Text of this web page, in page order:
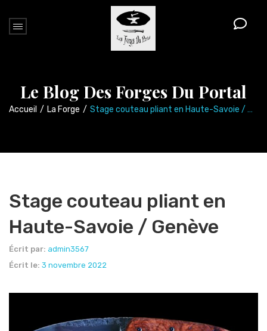
Le Blog Des Forges Du Portal
Accueil / La Forge / Stage couteau pliant en Haute-Savoie / Genève
Stage couteau pliant en
Haute-Savoie / Genève
Écrit par: admin3567
Écrit le: 3 novembre 2022